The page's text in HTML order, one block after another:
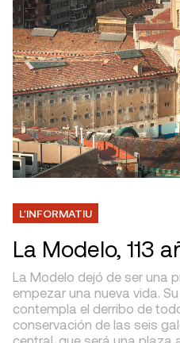
L'INFORMATIU
La Modelo, 113
La Modelo dejó de ser una
empezar una nueva vida.
contempla el derribo de
conservación de las seis
central, que será una plaza